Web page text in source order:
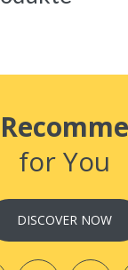
for You
DISCOVER NOW